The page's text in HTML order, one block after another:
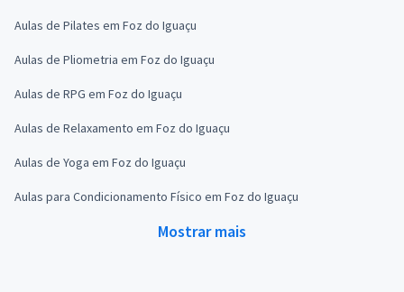
Aulas de Pilates em Foz do Iguaçu
Aulas de Pliometria em Foz do Iguaçu
Aulas de RPG em Foz do Iguaçu
Aulas de Relaxamento em Foz do Iguaçu
Aulas de Yoga em Foz do Iguaçu
Aulas para Condicionamento Físico em Foz do Iguaçu
Mostrar mais